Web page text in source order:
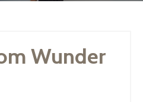
Wunder